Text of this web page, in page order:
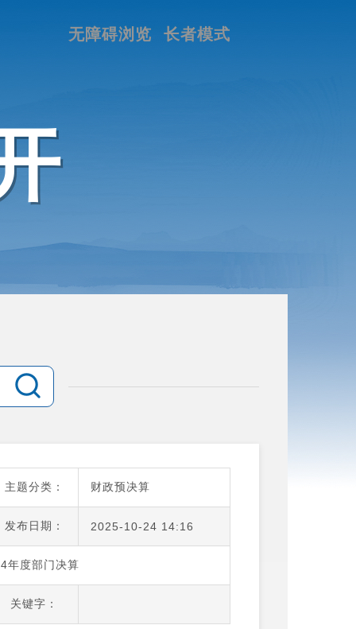
长者模式
无障碍浏览
主题分类： 财政预决算
发布日期： 2025-10-24 14:16
年度部门决算
关键字：